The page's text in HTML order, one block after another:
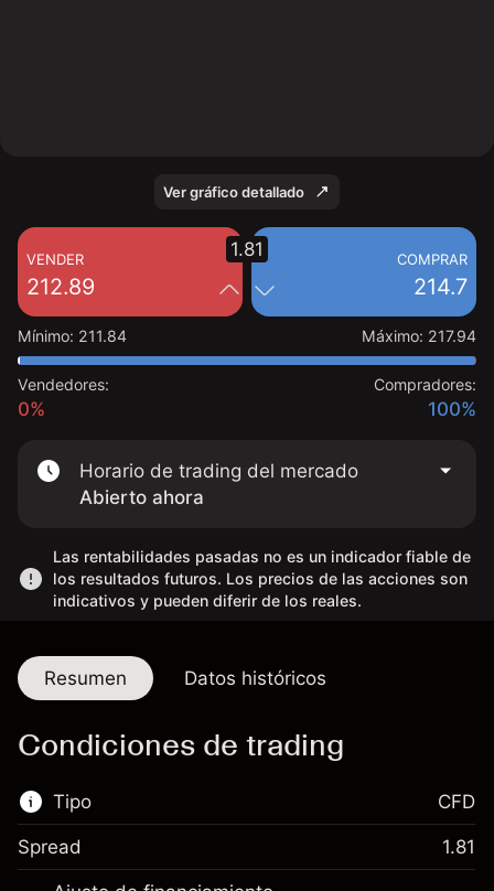
Ver gráfico detallado
VENDER
212.89
COMPRAR
214.7
1.81
Mínimo: 211.84 Máximo: 217.94
Vendedores:
0%
Compradores:
100%
Horario de trading del mercado
Abierto ahora
Las rentabilidades pasadas no es un indicador fiable de
los resultados futuros. Los precios de las acciones son
indicativos y pueden diferir de los reales.
Resumen Datos históricos
Condiciones de trading
Tipo
Este mercado financiero está disponible para
CFD
Spread 1.81